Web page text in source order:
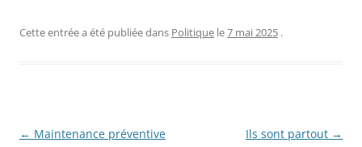
Cette entrée a été publiée dans Politique le7 mai 2025 .
Navigation
← Maintenance préventive Ils sont partout →